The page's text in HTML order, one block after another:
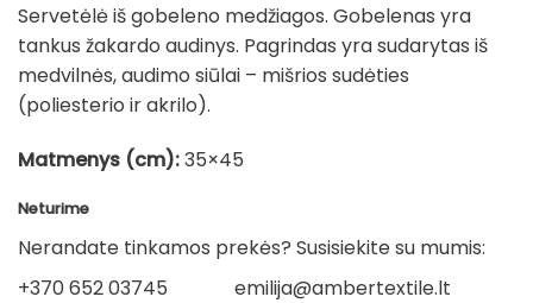
Servetėlė iš gobeleno medžiagos. Gobelenas yra
tankus žakardo audinys. Pagrindas yra sudarytas iš
medvilnės, audimo siūlai – mišrios sudėties
(poliesterio ir akrilo).
Matmenys (cm):35×45
Neturime
Nerandate tinkamos prekės? Susisiekite su mumis:
+370 652 03745
emilija@ambertextile.lt